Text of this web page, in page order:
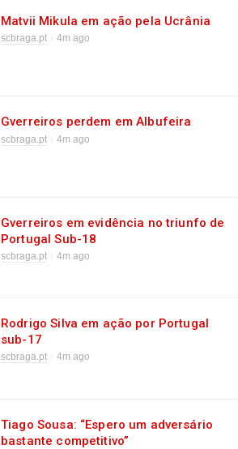
Matvii Mikula em ação pela Ucrânia
scbraga.pt 4m ago
Gverreiros perdem em Albufeira
scbraga.pt 4m ago
Gverreiros em evidência no triunfo de
Portugal Sub-18
scbraga.pt 4m ago
Rodrigo Silva em ação por Portugal
sub-17
scbraga.pt 4m ago
Tiago Sousa: “Espero um adversário
bastante competitivo”